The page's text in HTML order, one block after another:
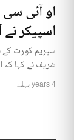
او آئی
اسپیکر
سپریم کورٹ کے
شریف نے کہا کہ
4 years پہلے